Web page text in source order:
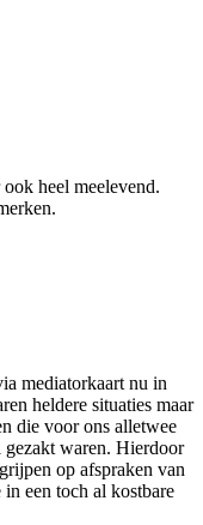
heel meelevend.
mediatorkaart nu in
heldere situaties maar
die voor ons alletwee
gezakt waren. Hierdoor
op afspraken van
een toch al kostbare